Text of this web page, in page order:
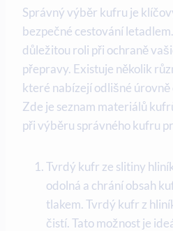
Správný výběr kufru je
bezpečné cestování
důležitou roli při ochraně
přepravy. Existuje několik
které nabízejí odlišné úrovně
Zde je seznam materiálů
při výběru správného kufru
Tvrdý kufr ze slitiny
odolná a chrání obsah
tlakem. Tvrdý kufr z
čistí. Tato možnost je